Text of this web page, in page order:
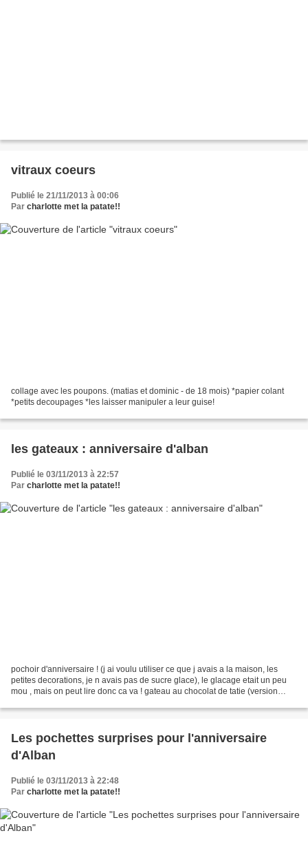
vitraux coeurs
Publié le 21/11/2013 à 00:06
Par charlotte met la patate!!
collage avec les poupons. (matias et dominic - de 18 mois) *papier colant
*petits decoupages *les laisser manipuler a leur guise!
les gateaux : anniversaire d'alban
Publié le 03/11/2013 à 22:57
Par charlotte met la patate!!
pochoir d'anniversaire ! (j ai voulu utiliser ce que j avais a la maison, les
petites decorations, je n avais pas de sucre glace), le glacage etait un peu
mou , mais on peut lire donc ca va ! gateau au chocolat de tatie (version
Les pochettes surprises pour l'anniversaire
d'Alban
Publié le 03/11/2013 à 22:48
Par charlotte met la patate!!